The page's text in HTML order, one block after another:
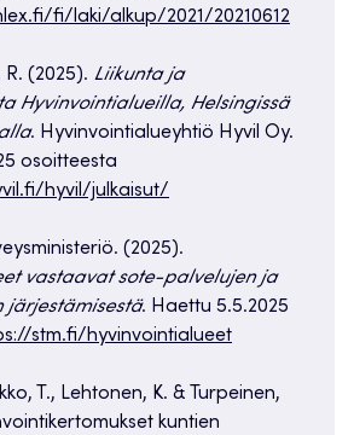
fi/laki/alkup/2021/20210612
(2025). Liikunta ja
Hyvinvointialueilla, Helsingissä
. Hyvinvointialueyhtiö Hyvil Oy.
osoitteesta
hyvil/julkaisut/
(2025).
vastaavat sote-palvelujen ja
järjestämisestä. Haettu 5.5.2025
stm.fi/hyvinvointialueet
T., Lehtonen, K. & Turpeinen,
kuntien